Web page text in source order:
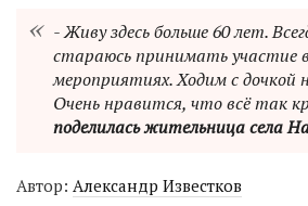
- Живу здесь больше 60 лет.
стараюсь принимать участие
мероприятиях. Ходим с дочкой
Очень нравится, что всё так
поделилась жительница села
Автор: Александр Известков